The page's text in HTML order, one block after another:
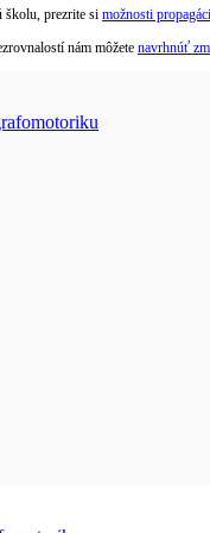
školu, prezrite si možnosti
nám môžete navrhnúť